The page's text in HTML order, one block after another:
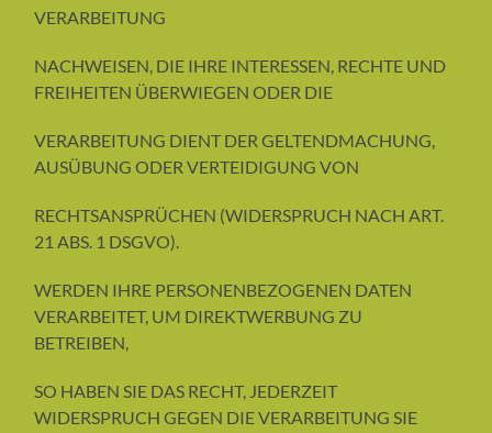
VERARBEITUNG
NACHWEISEN, DIE IHRE INTERESSEN, RECHTE UND
FREIHEITEN ÜBERWIEGEN ODER DIE
VERARBEITUNG DIENT DER GELTENDMACHUNG,
AUSÜBUNG ODER VERTEIDIGUNG VON
RECHTSANSPRÜCHEN (WIDERSPRUCH NACH ART.
21 ABS. 1 DSGVO).
WERDEN IHRE PERSONENBEZOGENEN DATEN
VERARBEITET, UM DIREKTWERBUNG ZU
BETREIBEN,
SO HABEN SIE DAS RECHT, JEDERZEIT
WIDERSPRUCH GEGEN DIE VERARBEITUNG SIE